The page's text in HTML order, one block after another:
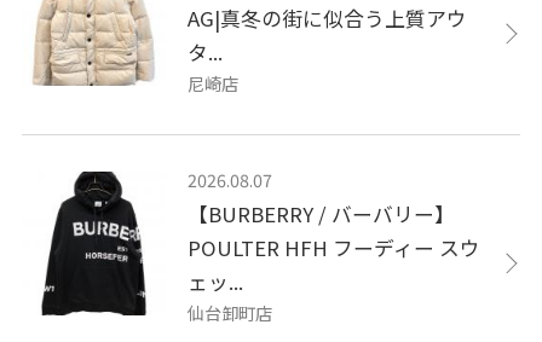
AG|真冬の街に似合う上質アウ
タ...
尼崎店
2026.08.07
【BURBERRY / バーバリー】
POULTER HFH フーディー スウ
ェッ...
仙台卸町店